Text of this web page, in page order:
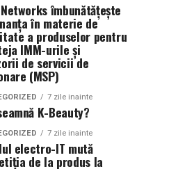
îmbunătățește
în materie de
a produselor pentru
IMM-urile și
de servicii de
(MSP)
7 zile inainte
K-Beauty?
7 zile inainte
electro-IT mută
de la produs la